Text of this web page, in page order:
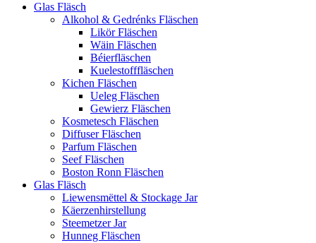
Glas Fläsch
Alkohol & Gedrénks Fläschen
Likör Fläschen
Wäin Fläschen
Béierfläschen
Kuelestofffläschen
Kichen Fläschen
Ueleg Fläschen
Gewierz Fläschen
Kosmetesch Fläschen
Diffuser Fläschen
Parfum Fläschen
Seef Fläschen
Boston Ronn Fläschen
Glas Fläsch
Liewensmëttel & Stockage Jar
Käerzenhirstellung
Steemetzer Jar
Hunneg Fläschen